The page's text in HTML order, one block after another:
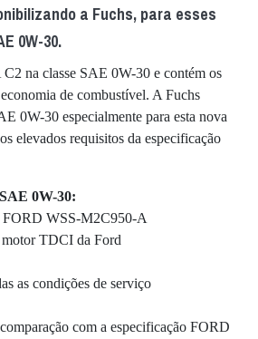
a Fuchs, para esses
0W-30.
na classe SAE 0W-30 e contém os
de combustível. A Fuchs
0W-30 especialmente para esta nova
elevados requisitos da especificação
0W-30:
FORD WSS-M2C950-A
motor TDCI da Ford
as condições de serviço
com a especificação FORD